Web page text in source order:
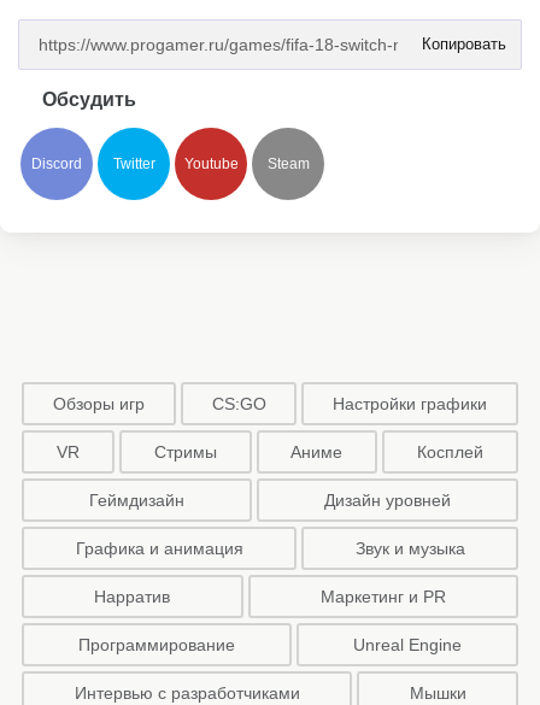
Копировать
Обсудить
Discord Twitter Youtube Steam
Обзоры игр CS:GO Настройки графики
VR Стримы Аниме Косплей
Геймдизайн Дизайн уровней
Графика и анимация Звук и музыка
Нарратив Маркетинг и PR
Программирование Unreal Engine
Интервью с разработчиками Мышки